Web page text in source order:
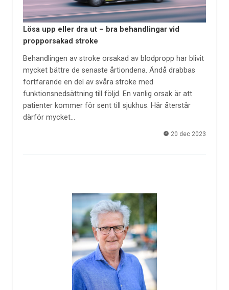
Lösa upp eller dra ut – bra behandlingar vid
propporsakad stroke
Behandlingen av stroke orsakad av blodpropp har blivit
mycket bättre de senaste årtiondena. Ändå drabbas
fortfarande en del av svåra stroke med
funktionsnedsättning till följd. En vanlig orsak är att
patienter kommer för sent till sjukhus. Här återstår
därför mycket…
20 dec 2023